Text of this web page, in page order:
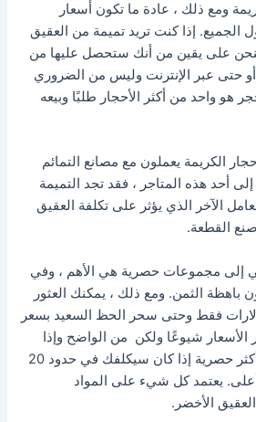
ومع ذلك ، عادة ما تكون أسعار
الجميع. إذا كنت تريد تميمة من العقيق
على يقين من أنك ستحصل عليها من
حتى عبر الإنترنت وليس من الضروري
هو واحد من أكثر الأحجار طلبًا وبيعه
الكريمة يعملون مع مصانع التمائم
أحد هذه المتاجر ، فقد تجد التميمة
الآخر الذي يؤثر على تكلفة العقيق
القطعة.
إلى مجموعات حصرية هي الأهم ، وفي
باهظة الثمن. ومع ذلك ، يمكنك العثور
خواتم مقابل 10 دولارات فقط وحتى سحر الحظ السعيد بسعر
الأسعار شيوعًا ولكن من الواضح وإذا
كنت تريد ملحقًا لتأمين أكثر حصرية إذا كان سيكلفك في حدود 20
دولار أو أعلى. يعتمد كل شيء على المواد
الأخضر.